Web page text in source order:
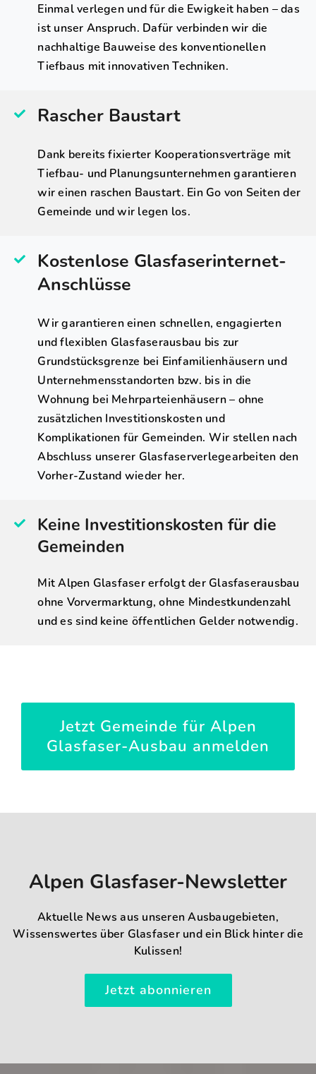
Einmal verlegen und für die Ewigkeit haben – das
ist unser Anspruch. Dafür verbinden wir die
nachhaltige Bauweise des konventionellen
Tiefbaus mit innovativen Techniken.
Rascher Baustart
Dank bereits fixierter Kooperationsverträge mit
Tiefbau- und Planungsunternehmen garantieren
wir einen raschen Baustart. Ein Go von Seiten der
Gemeinde und wir legen los.
Kostenlose Glasfaserinternet-
Anschlüsse
Wir garantieren einen schnellen, engagierten
und flexiblen Glasfaserausbau bis zur
Grundstücksgrenze bei Einfamilienhäusern und
Unternehmensstandorten bzw. bis in die
Wohnung bei Mehrparteienhäusern – ohne
zusätzlichen Investitionskosten und
Komplikationen für Gemeinden. Wir stellen nach
Abschluss unserer Glasfaserverlegearbeiten den
Vorher-Zustand wieder her.
Keine Investitionskosten für die
Gemeinden
Mit Alpen Glasfaser erfolgt der Glasfaserausbau
ohne Vorvermarktung, ohne Mindestkundenzahl
und es sind keine öffentlichen Gelder notwendig.
Jetzt Gemeinde für Alpen
Glasfaser-Ausbau anmelden
Alpen Glasfaser-Newsletter
Aktuelle News aus unseren Ausbaugebieten,
Wissenswertes über Glasfaser und ein Blick hinter die
Kulissen!
Jetzt abonnieren